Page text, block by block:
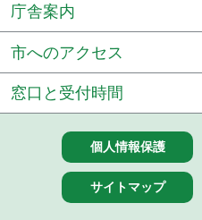
庁舎案内
市へのアクセス
窓口と受付時間
個人情報保護
サイトマップ